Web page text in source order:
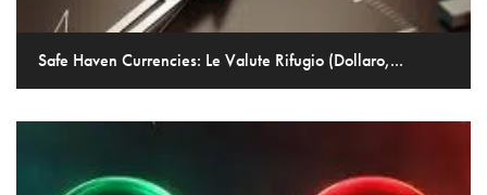
Safe Haven Currencies: Le Valute Rifugio (Dollaro,...